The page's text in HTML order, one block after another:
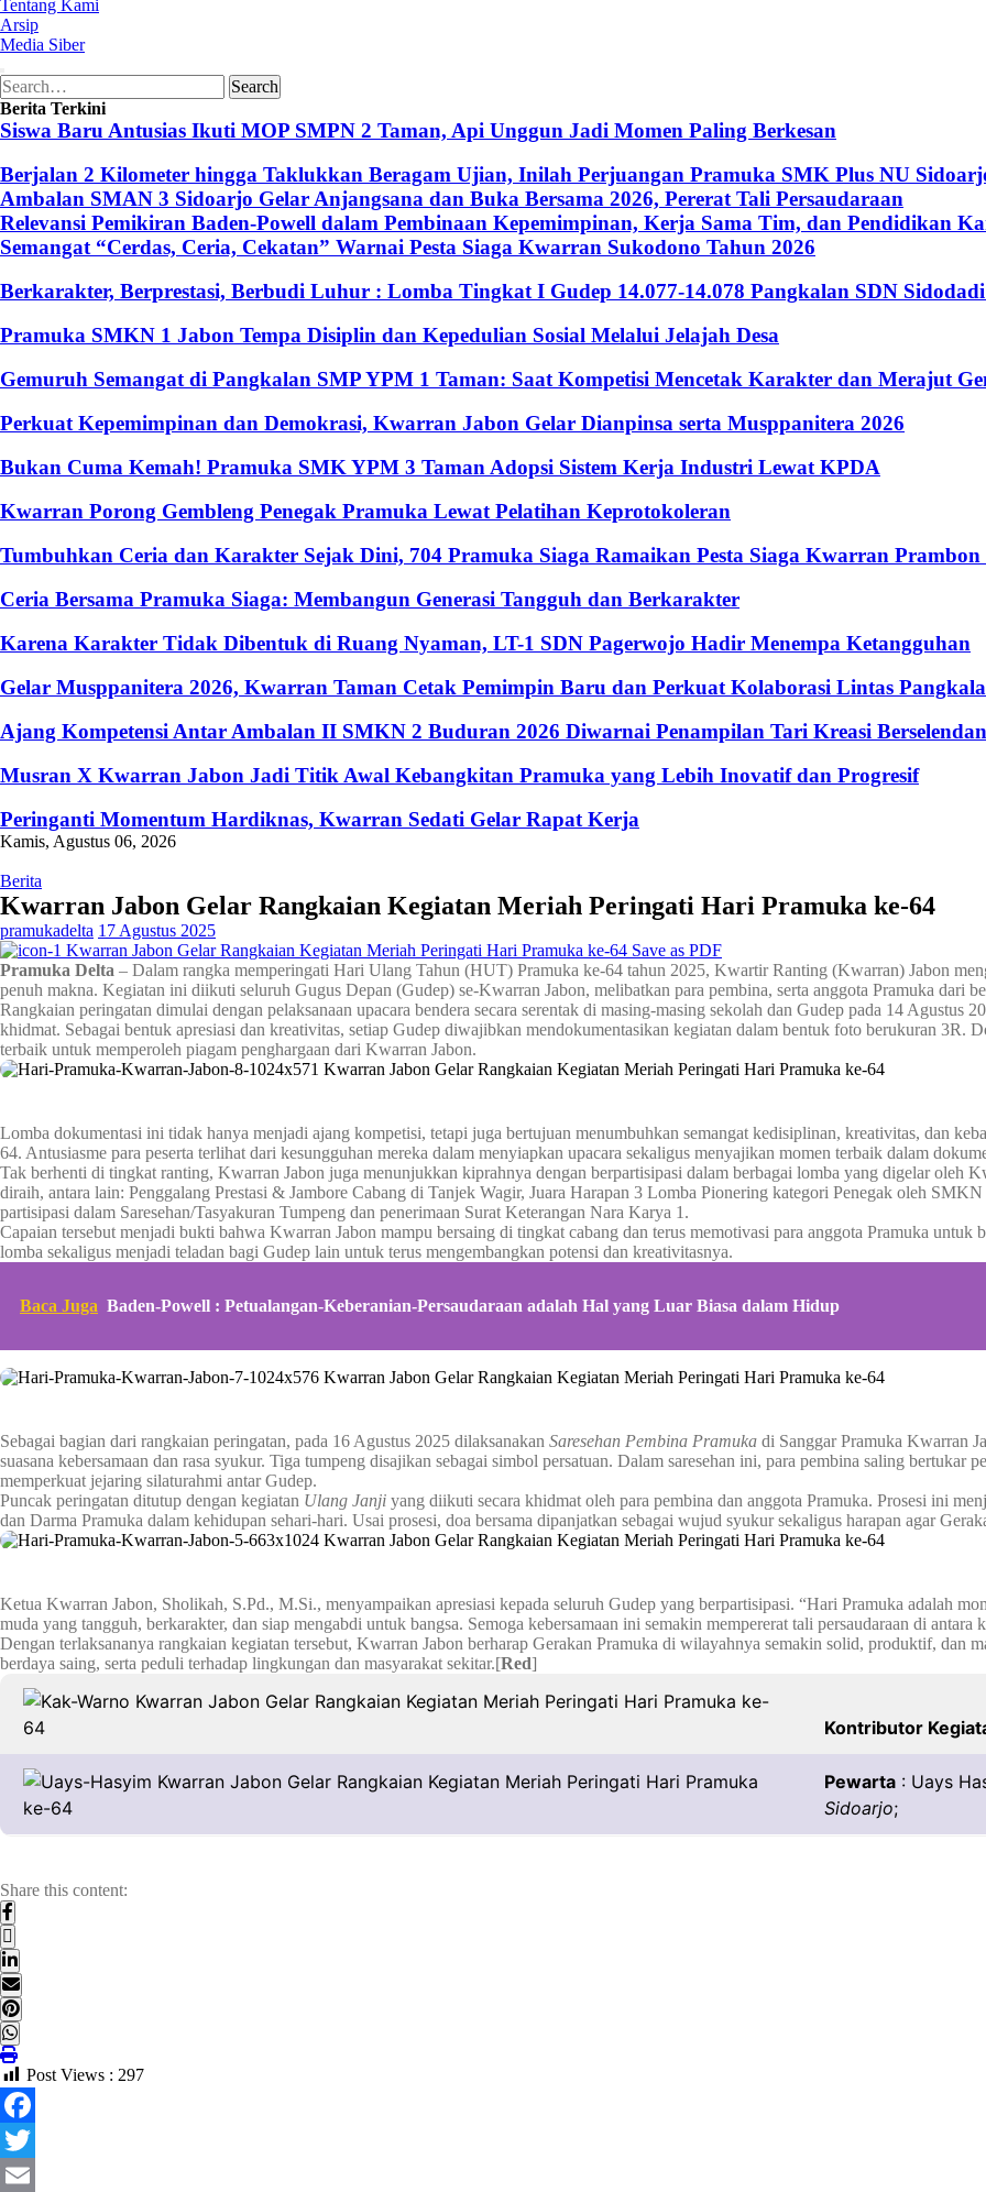
Tentang Kami
Arsip
Media Siber
Search
for:
Search
Berita Terkini
Siswa Baru Antusias Ikuti MOP SMPN 2 Taman, Api Unggun Jadi Momen Paling Berkesan
Berjalan 2 Kilometer hingga Taklukkan Beragam Ujian, Inilah Perjuangan Pramuka SMK Plus NU
Ambalan SMAN 3 Sidoarjo Gelar Anjangsana dan Buka Bersama 2026, Pererat Tali Persaudaraan
Relevansi Pemikiran Baden-Powell dalam Pembinaan Kepemimpinan, Kerja Sama Tim, dan Pendidikan
Semangat “Cerdas, Ceria, Cekatan” Warnai Pesta Siaga Kwarran Sukodono Tahun 2026
Berkarakter, Berprestasi, Berbudi Luhur : Lomba Tingkat I Gudep 14.077-14.078 Pangkalan SDN
Pramuka SMKN 1 Jabon Tempa Disiplin dan Kepedulian Sosial Melalui Jelajah Desa
Gemuruh Semangat di Pangkalan SMP YPM 1 Taman: Saat Kompetisi Mencetak Karakter dan Merajut
Perkuat Kepemimpinan dan Demokrasi, Kwarran Jabon Gelar Dianpinsa serta Musppanitera 2026
Bukan Cuma Kemah! Pramuka SMK YPM 3 Taman Adopsi Sistem Kerja Industri Lewat KPDA
Kwarran Porong Gembleng Penegak Pramuka Lewat Pelatihan Keprotokoleran
Tumbuhkan Ceria dan Karakter Sejak Dini, 704 Pramuka Siaga Ramaikan Pesta Siaga Kwarran Prambon
Ceria Bersama Pramuka Siaga: Membangun Generasi Tangguh dan Berkarakter
Karena Karakter Tidak Dibentuk di Ruang Nyaman, LT-1 SDN Pagerwojo Hadir Menempa Ketangguhan
Gelar Musppanitera 2026, Kwarran Taman Cetak Pemimpin Baru dan Perkuat Kolaborasi Lintas
Ajang Kompetensi Antar Ambalan II SMKN 2 Buduran 2026 Diwarnai Penampilan Tari Kreasi
Musran X Kwarran Jabon Jadi Titik Awal Kebangkitan Pramuka yang Lebih Inovatif dan Progresif
Peringanti Momentum Hardiknas, Kwarran Sedati Gelar Rapat Kerja
Kamis, Agustus 06, 2026
Berita
Kwarran Jabon Gelar Rangkaian Kegiatan Meriah Peringati Hari Pramuka ke-64
pramukadelta 17 Agustus 2025
Save as PDF
Pramuka Delta – Dalam rangka memperingati Hari Ulang Tahun (HUT) Pramuka ke-64 tahun 2025, Kwartir Ranting (Kwarran) Jabon
penuh makna. Kegiatan ini diikuti seluruh Gugus Depan (Gudep) se-Kwarran Jabon, melibatkan para pembina, serta anggota Pramuka dari
Rangkaian peringatan dimulai dengan pelaksanaan upacara bendera secara serentak di masing-masing sekolah dan Gudep pada 14 Agustus
khidmat. Sebagai bentuk apresiasi dan kreativitas, setiap Gudep diwajibkan mendokumentasikan kegiatan dalam bentuk foto berukuran
terbaik untuk memperoleh piagam penghargaan dari Kwarran Jabon.
Lomba dokumentasi ini tidak hanya menjadi ajang kompetisi, tetapi juga bertujuan menumbuhkan semangat kedisiplinan, kreativitas, dan
64. Antusiasme para peserta terlihat dari kesungguhan mereka dalam menyiapkan upacara sekaligus menyajikan momen terbaik dalam
Tak berhenti di tingkat ranting, Kwarran Jabon juga menunjukkan kiprahnya dengan berpartisipasi dalam berbagai lomba yang digelar oleh
diraih, antara lain: Penggalang Prestasi & Jambore Cabang di Tanjek Wagir, Juara Harapan 3 Lomba Pionering kategori Penegak oleh
partisipasi dalam Saresehan/Tasyakuran Tumpeng dan penerimaan Surat Keterangan Nara Karya 1.
Capaian tersebut menjadi bukti bahwa Kwarran Jabon mampu bersaing di tingkat cabang dan terus memotivasi para anggota Pramuka
lomba sekaligus menjadi teladan bagi Gudep lain untuk terus mengembangkan potensi dan kreativitasnya.
Baca Juga Baden-Powell : Petualangan-Keberanian-Persaudaraan adalah Hal yang Luar Biasa dalam Hidup
Sebagai bagian dari rangkaian peringatan, pada 16 Agustus 2025 dilaksanakan Saresehan Pembina Pramuka di Sanggar Pramuka Kwarran
suasana kebersamaan dan rasa syukur. Tiga tumpeng disajikan sebagai simbol persatuan. Dalam saresehan ini, para pembina saling bertukar
memperkuat jejaring silaturahmi antar Gudep.
Puncak peringatan ditutup dengan kegiatan Ulang Janji yang diikuti secara khidmat oleh para pembina dan anggota Pramuka. Prosesi ini
dan Darma Pramuka dalam kehidupan sehari-hari. Usai prosesi, doa bersama dipanjatkan sebagai wujud syukur sekaligus harapan agar
Ketua Kwarran Jabon, Sholikah, S.Pd., M.Si., menyampaikan apresiasi kepada seluruh Gudep yang berpartisipasi. “Hari Pramuka adalah
muda yang tangguh, berkarakter, dan siap mengabdi untuk bangsa. Semoga kebersamaan ini semakin mempererat tali persaudaraan di antara
Dengan terlaksananya rangkaian kegiatan tersebut, Kwarran Jabon berharap Gerakan Pramuka di wilayahnya semakin solid, produktif, dan
berdaya saing, serta peduli terhadap lingkungan dan masyarakat sekitar.[Red]
Kontributor
Pewarta : Uays
Sidoarjo;
Share this content:
Post Views : 297
Facebook
Twitter